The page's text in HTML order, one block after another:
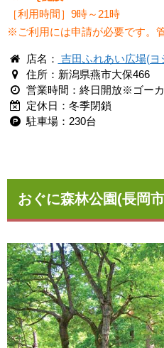
［利用時間］9時～21時
※ご利用には申請が必要です。
店名： 吉田ふれあい広場(
住所：新潟県燕市大保466
営業時間：終日開放※ゴー
定休日：冬季閉鎖
駐車場：230台
おぐに森林公園(長岡